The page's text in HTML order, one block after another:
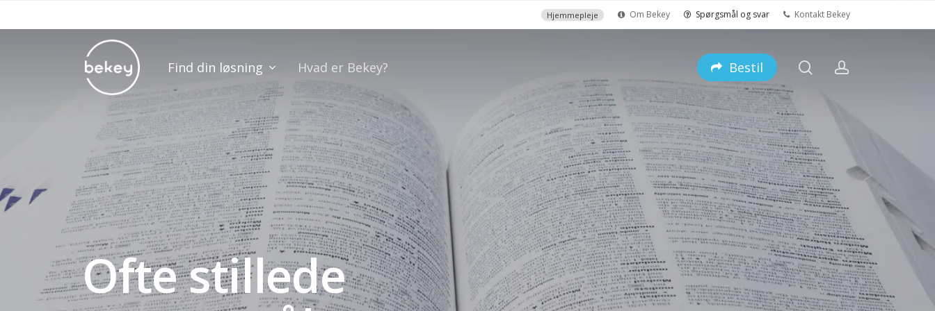
to
Hjemmepleje Om Bekey Spørgsmål og svar Kontakt Bekey
Find din løsning Hvad er Bekey? Bestil searchaccount
Ofte stillede